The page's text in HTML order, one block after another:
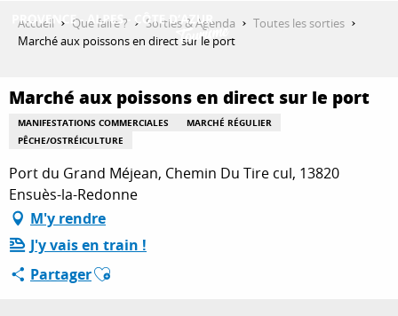
QUE FAIRE ?
SÉJOURNER
ESPACE PRO
Accueil Que faire ? Sorties & Agenda
Toutes les sorties
Marché aux poissons en direct sur le port
Marché aux poissons en direct sur le port
MANIFESTATIONS COMMERCIALES
MARCHÉ RÉGULIER
PÊCHE/OSTRÉICULTURE
Port du Grand Méjean, Chemin Du Tire cul, 13820
Ensuès-la-Redonne
M'y rendre
J'y vais en train !
PartagerAjouter aux favoris